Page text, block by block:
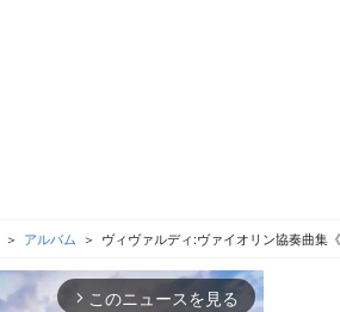
アルバム ヴィヴァルディ:ヴァイオリン協奏曲集
arrow_forward_ios このニュースを見る